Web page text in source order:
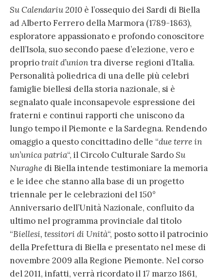
Su Calendariu 2010 è l’ossequio dei Sardi di Biella
ad Alberto Ferrero della Marmora (1789-1863),
esploratore appassionato e profondo conoscitore
dell’Isola, suo secondo paese d’elezione, vero e
propriotrait d’uniontra diverse regioni d’Italia.
Personalità poliedrica di una delle più celebri
famiglie biellesi della storia nazionale, si è
segnalato quale inconsapevole espressione dei
fraterni e continui rapporti che uniscono da
lungo tempo il Piemonte e la Sardegna. Rendendo
omaggio a questo concittadino delle “due terre in
un’unica patria“, il Circolo Culturale SardoSu
Nuraghe di Biella intende testimoniare la memoria
e le idee che stanno alla base di un progetto
triennale per le celebrazioni del 150°
Anniversario dell’Unità Nazionale, confluito da
ultimo nel programma provinciale dal titolo
“Biellesi, tessitori di Unità“, posto sotto il patrocinio
della Prefettura di Biella e presentato nel mese di
novembre 2009 alla Regione Piemonte. Nel corso
del 2011, infatti, verrà ricordato il 17 marzo 1861,